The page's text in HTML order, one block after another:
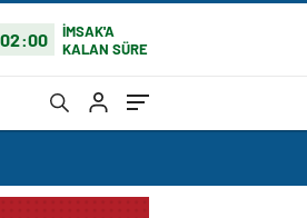
02:00
İMSAK'A
KALAN SÜRE